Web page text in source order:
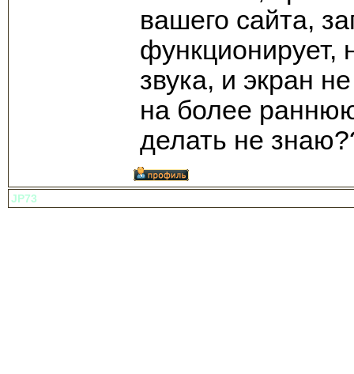
вашего сайта,
функционирует,
звука, и экран
на более
делать не
JP73